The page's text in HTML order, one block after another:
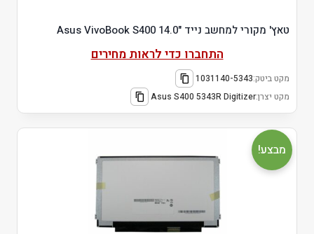
טאץ' מקורי למחשב נייד "14.0 Asus VivoBook S400
התחברו כדי לראות מחירים
מקט ביטק:1031140-5343
מקט יצרן:Asus S400 5343R Digitizer
מבצע!